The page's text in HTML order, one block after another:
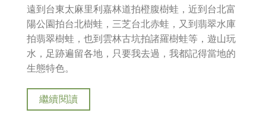
遠到台東太麻里利嘉林道拍橙腹樹蛙，近到台北富
陽公園拍台北樹蛙，三芝台北赤蛙，又到翡翠水庫
拍翡翠樹蛙，也到雲林古坑拍諸羅樹蛙等，遊山玩
水，足跡遍留各地，只要我去過，我都記得當地的
生態特色。
繼續閱讀